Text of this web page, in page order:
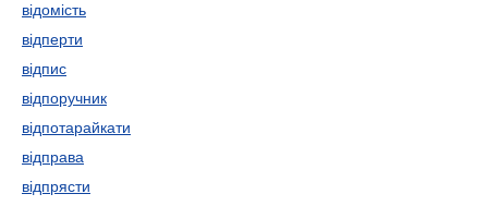
відомість
відперти
відпис
відпоручник
відпотарайкати
відправа
відпрясти